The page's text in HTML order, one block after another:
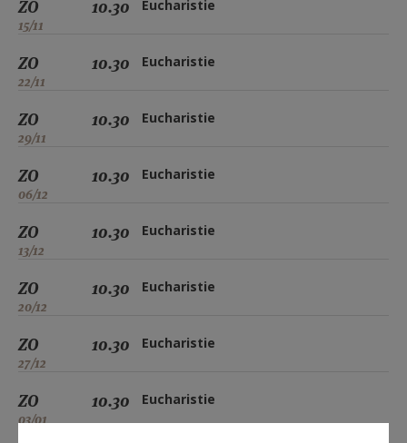
ZO
15/11
10.30 Eucharistie
ZO
22/11
10.30 Eucharistie
ZO
29/11
10.30 Eucharistie
ZO
06/12
10.30 Eucharistie
ZO
13/12
10.30 Eucharistie
ZO
20/12
10.30 Eucharistie
ZO
27/12
10.30 Eucharistie
ZO
03/01
10.30 Eucharistie